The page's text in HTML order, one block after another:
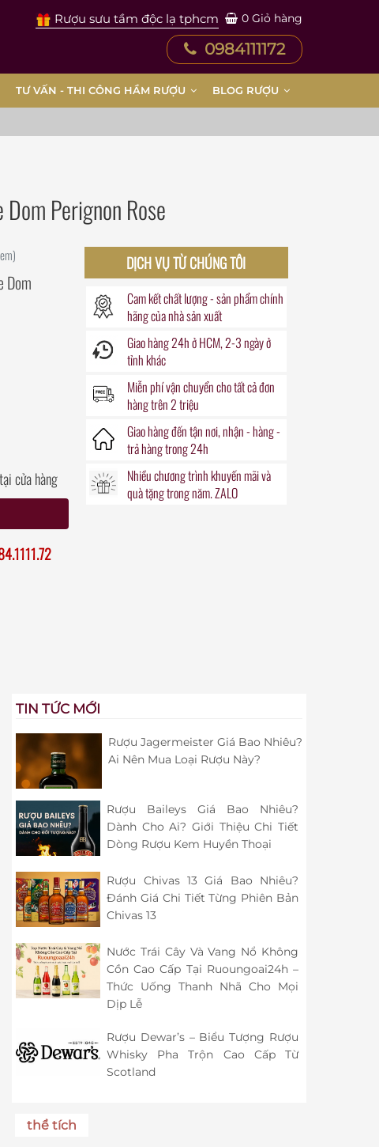
Rượu sưu tầm độc lạ tphcm 0 Giỏ hàng
0984111172
TƯ VẤN - THI CÔNG HẦM RƯỢU BLOG RƯỢU
Dom Perignon Rose
Dom
cửa hàng
DỊCH VỤ TỪ CHÚNG TÔI
Cam kết chất lượng - sản phẩm chính
hãng của nhà sản xuất
Giao hàng24hở HCM, 2-3 ngày ở
tỉnh khác
Miễn phí vận chuyểncho tất cả đơn
hàng trên 2 triệu
Giao hàng đếntận nơi, nhận - hàng -
trả hàng trong24h
Nhiều chương trình khuyến mãivà
quà tặngtrong năm. ZALO
TIN TỨC MỚI
Rượu Jagermeister Giá Bao Nhiêu?
Ai Nên Mua Loại Rượu Này?
Rượu Baileys Giá Bao Nhiêu?
Dành Cho Ai? Giới Thiệu Chi Tiết
Dòng Rượu Kem Huyền Thoại
Rượu Chivas 13 Giá Bao Nhiêu?
Đánh Giá Chi Tiết Từng Phiên Bản
Chivas 13
Nước Trái Cây Và Vang Nổ Không
Cồn Cao Cấp Tại Ruoungoai24h –
Thức Uống Thanh Nhã Cho Mọi
Dịp Lễ
Rượu Dewar’s – Biểu Tượng Rượu
Whisky Pha Trộn Cao Cấp Từ
Scotland
thể tích